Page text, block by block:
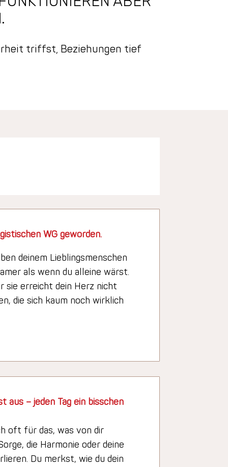
.
triffst, Beziehungen tief
WG geworden.
deinem Lieblingsmenschen
als wenn du alleine wärst.
sie erreicht dein Herz nicht
die sich kaum noch wirklich
aus – jeden Tag ein bisschen
oft für das, was von dir
die Harmonie oder deine
Du merkst, wie du dein